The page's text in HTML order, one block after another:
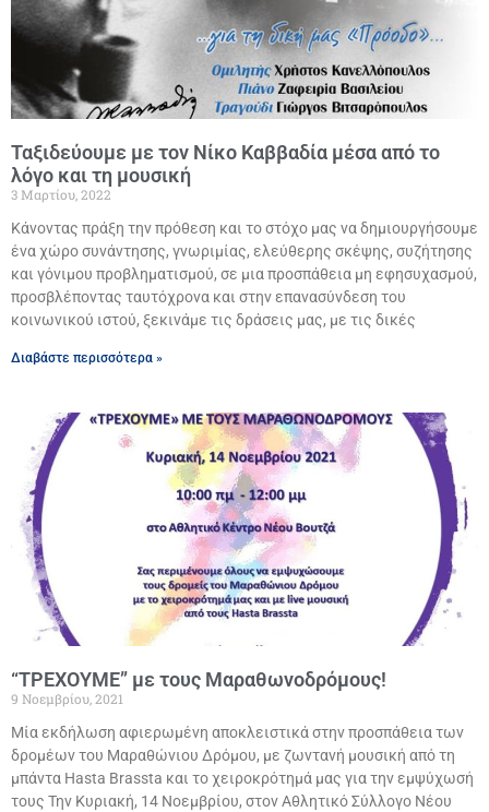
Ταξιδεύουμε με τον Νίκο Καββαδία μέσα από το
λόγο και τη μουσική
3 Μαρτίου, 2022
Κάνοντας πράξη την πρόθεση και το στόχο μας να δημιουργήσουμε
ένα χώρο συνάντησης, γνωριμίας, ελεύθερης σκέψης, συζήτησης
και γόνιμου προβληματισμού, σε μια προσπάθεια μη εφησυχασμού,
προσβλέποντας ταυτόχρονα και στην επανασύνδεση του
κοινωνικού ιστού, ξεκινάμε τις δράσεις μας, με τις δικές
Διαβάστε περισσότερα »
“ΤΡΕΧΟΥΜΕ” με τους Μαραθωνοδρόμους!
9 Νοεμβρίου, 2021
Μία εκδήλωση αφιερωμένη αποκλειστικά στην προσπάθεια των
δρομέων του Μαραθώνιου Δρόμου, με ζωντανή μουσική από τη
μπάντα Hasta Brassta και το χειροκρότημά μας για την εμψύχωσή
τους Την Κυριακή, 14 Νοεμβρίου, στον Αθλητικό Σύλλογο Νέου